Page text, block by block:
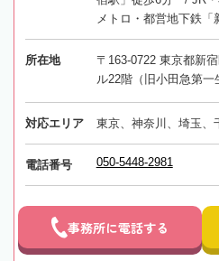
メトロ・都営地下鉄「
所在地
〒163-0722 東京都新
ル22階（旧小田急第一
対応エリア 東京、神奈川、埼玉、
電話番号 050-5448-2981
事務所に電話する